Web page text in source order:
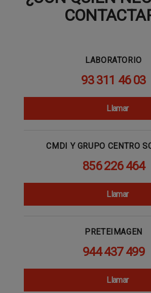
LABORATORIO
93 311 46 03
Llamar
CMDI Y GRUPO CENTRO
856 226 464
Llamar
PRETEIMAGEN
944 437 499
Llamar